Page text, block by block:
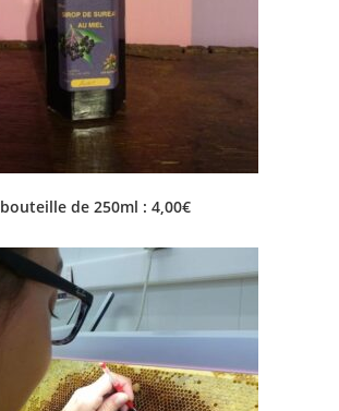
bouteille de 250ml : 4,00€